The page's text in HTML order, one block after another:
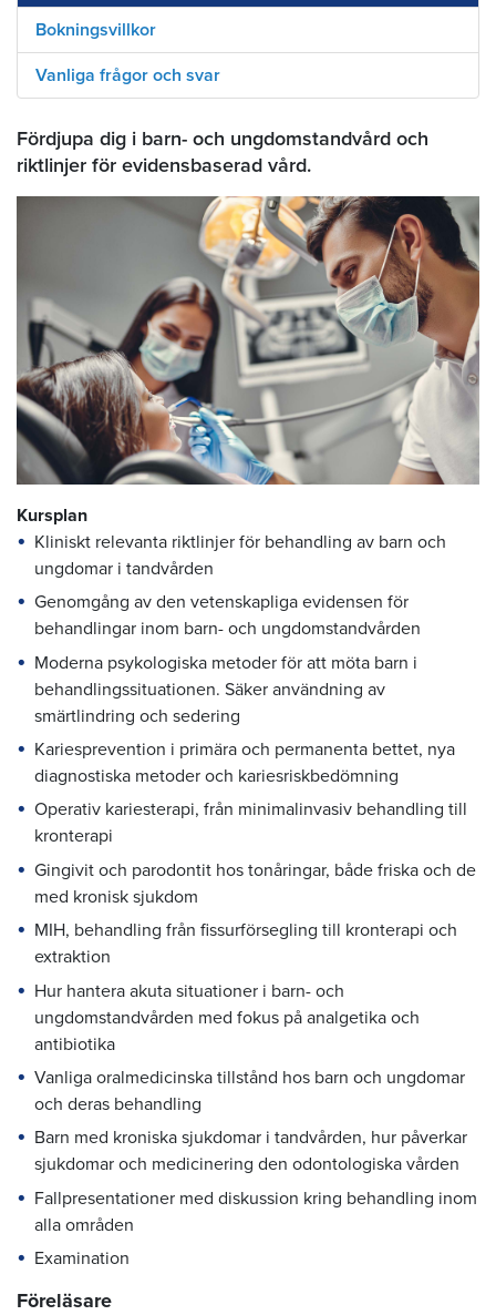
Bokningsvillkor
Vanliga frågor och svar
Fördjupa dig i barn- och ungdomstandvård och
riktlinjer för evidensbaserad vård.
Kursplan
Kliniskt relevanta riktlinjer för behandling av barn och
ungdomar i tandvården
Genomgång av den vetenskapliga evidensen för
behandlingar inom barn- och ungdomstandvården
Moderna psykologiska metoder för att möta barn i
behandlingssituationen. Säker användning av
smärtlindring och sedering
Kariesprevention i primära och permanenta bettet, nya
diagnostiska metoder och kariesriskbedömning
Operativ kariesterapi, från minimalinvasiv behandling till
kronterapi
Gingivit och parodontit hos tonåringar, både friska och de
med kronisk sjukdom
MIH, behandling från fissurförsegling till kronterapi och
extraktion
Hur hantera akuta situationer i barn- och
ungdomstandvården med fokus på analgetika och
antibiotika
Vanliga oralmedicinska tillstånd hos barn och ungdomar
och deras behandling
Barn med kroniska sjukdomar i tandvården, hur påverkar
sjukdomar och medicinering den odontologiska vården
Fallpresentationer med diskussion kring behandling inom
alla områden
Examination
Föreläsare